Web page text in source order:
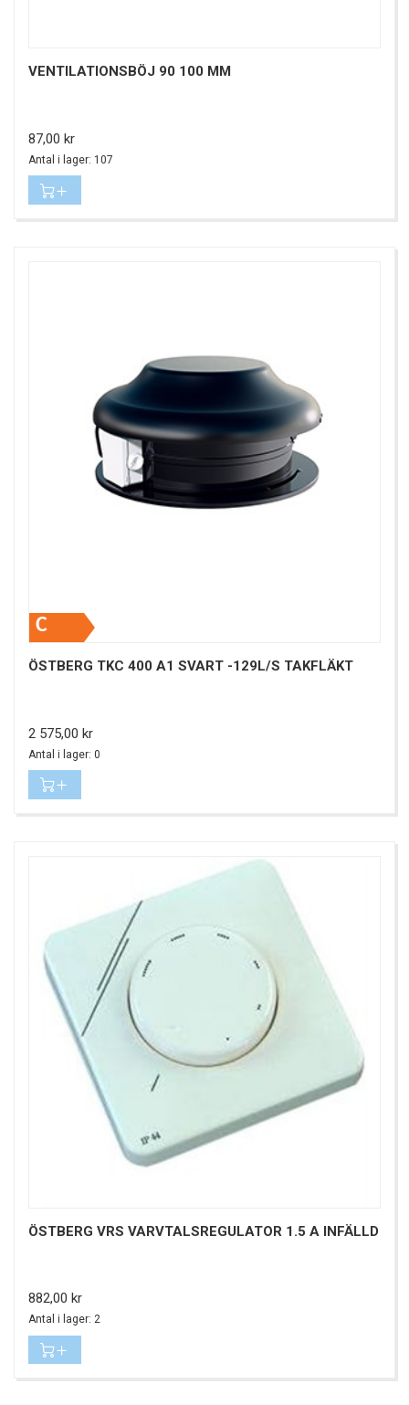
VENTILATIONSBÖJ 90 100 MM
Pris
87,00 kr
Antal i lager: 107
C
ÖSTBERG TKC 400 A1 SVART -129L/S TAKFLÄKT
Pris
2 575,00 kr
Antal i lager: 0
ÖSTBERG VRS VARVTALSREGULATOR 1.5 A INFÄLLD
Pris
882,00 kr
Antal i lager: 2